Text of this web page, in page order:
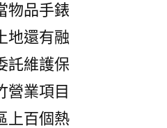
物品手錶
地還有融
託維護保
營業項目
上百個熱